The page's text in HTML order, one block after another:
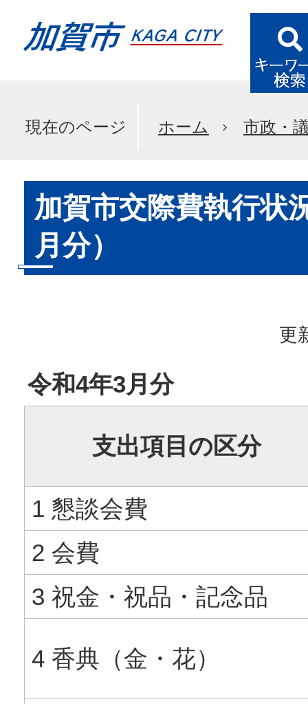
現在のページ ホーム 市政・
加賀市交際費執行状
月分）
更
令和4年3月分
支出項目の区分
1 懇談会費
2 会費
3 祝金・祝品・記念品
4 香典（金・花）